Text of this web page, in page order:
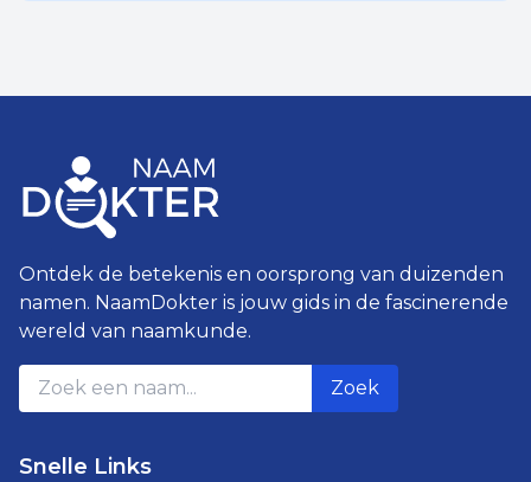
Ontdek de betekenis en oorsprong van duizenden
namen. NaamDokter is jouw gids in de fascinerende
wereld van naamkunde.
Zoek
Snelle Links